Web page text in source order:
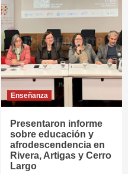
Enseñanza
Presentaron informe
sobre educación y
afrodescendencia en
Rivera, Artigas y Cerro
Largo